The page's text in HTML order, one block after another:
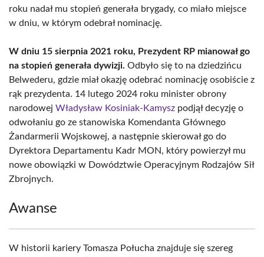
roku nadał mu stopień generała brygady, co miało miejsce
w dniu, w którym odebrał nominację.
W dniu 15 sierpnia 2021 roku, Prezydent RP mianował go
na stopień generała dywizji. Odbyło się to na dziedzińcu
Belwederu, gdzie miał okazję odebrać nominację osobiście z
rąk prezydenta. 14 lutego 2024 roku minister obrony
narodowej Władysław Kosiniak-Kamysz podjął decyzję o
odwołaniu go ze stanowiska Komendanta Głównego
Żandarmerii Wojskowej, a następnie skierował go do
Dyrektora Departamentu Kadr MON, który powierzył mu
nowe obowiązki w Dowództwie Operacyjnym Rodzajów Sił
Zbrojnych.
Awanse
W historii kariery Tomasza Połucha znajduje się szereg